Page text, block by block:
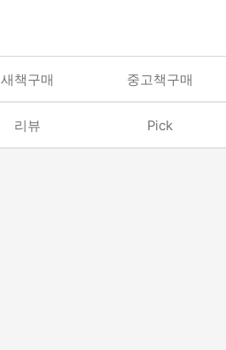
새책구매 중고책구매
리뷰 Pick